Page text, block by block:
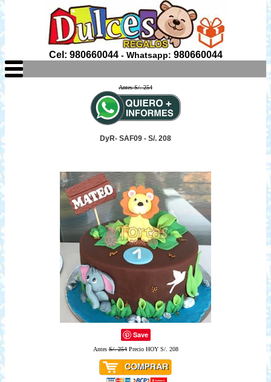
Cel: 980660044- Whatsapp: 980660044
Antes S/. 254
DyR- SAF09 - S/. 208
Save
AntesS/. 254Precio HOY S/. 208